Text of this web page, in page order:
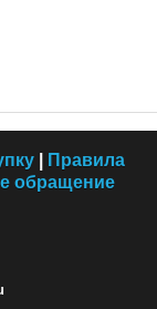
|
Правила
обращение